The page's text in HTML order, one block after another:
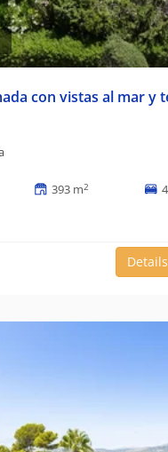
con vistas al mar y
393 m2